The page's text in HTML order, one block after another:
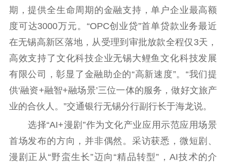
期，提供全生命周期的金融支持，单户企业最高额
度可达3000万元。“OPC创业贷”首单贷款业务最近
在无锡高新区落地，从受理到审批放款全程仅3天，
高效支持了文化科技企业无锡大鲤鱼文化科技发展
有限公司，彰显了金融助企的“高新速度”。“我们提
供‘融资+融智+融场景’三位一体的服务，做好文旅产
业的合伙人。”交通银行无锡分行副行长于海龙说。
选择“AI+漫剧”作为文化产业应用示范应用场景
首场发布的方向，并非偶然。采访获悉，微短剧、
漫剧正从“野蛮生长”迈向“精品转型”，AI技术的介